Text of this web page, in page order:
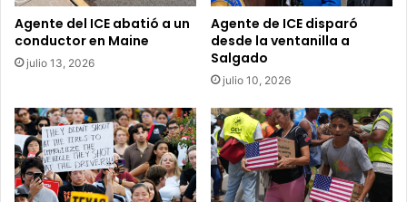
n
o
c
d
e
l
2
3
y
l
o
Agente del ICE abatió a un
conductor en Maine
julio 13, 2026
Agente de ICE disparó
desde la ventanilla a
Salgado
julio 10, 2026